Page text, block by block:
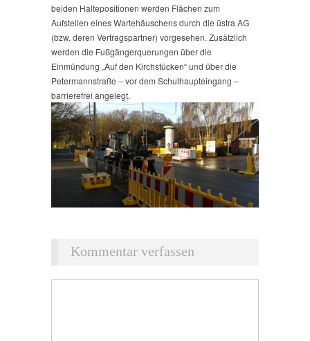
beiden Haltepositionen werden Flächen zum
Aufstellen eines Wartehäuschens durch die üstra AG
(bzw. deren Vertragspartner) vorgesehen. Zusätzlich
werden die Fußgängerquerungen über die
Einmündung „Auf den Kirchstücken“ und über die
Petermannstraße – vor dem Schulhaupteingang –
barrierefrei angelegt.
Kommentar verfassen